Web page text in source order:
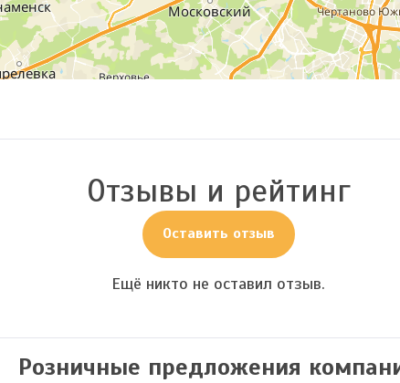
Отзывы и рейтинг
Оставить отзыв
Ещё никто не оставил отзыв.
Розничные предложения